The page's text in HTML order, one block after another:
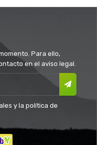
Para ello,
en el aviso legal.
y la política de